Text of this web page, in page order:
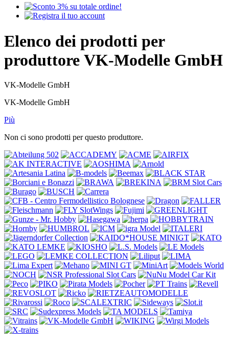
Elenco dei prodotti per
produttore VK-Modelle GmbH
VK-Modelle GmbH
VK-Modelle GmbH
Più
Non ci sono prodotti per questo produttore.